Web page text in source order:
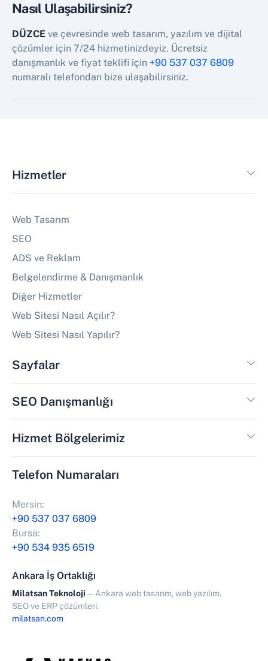
Nasıl Ulaşabilirsiniz?
DÜZCE ve çevresinde web tasarım, yazılım ve dijital
çözümler için 7/24 hizmetinizdeyiz. Ücretsiz
danışmanlık ve fiyat teklifi için +90 537 037 6809
numaralı telefondan bize ulaşabilirsiniz.
Hizmetler
Web Tasarım
SEO
ADS ve Reklam
Belgelendirme & Danışmanlık
Diğer Hizmetler
Web Sitesi Nasıl Açılır?
Web Sitesi Nasıl Yapılır?
Sayfalar
SEO Danışmanlığı
Hizmet Bölgelerimiz
Telefon Numaraları
Mersin:
+90 537 037 6809
Bursa:
+90 534 935 6519
Ankara İş Ortaklığı
Milatsan Teknoloji — Ankara web tasarım, web yazılım,
SEO ve ERP çözümleri.
milatsan.com